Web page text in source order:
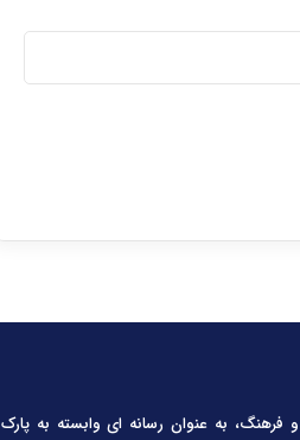
و فرهنگ، به عنوان رسانه ای وابسته به پارک